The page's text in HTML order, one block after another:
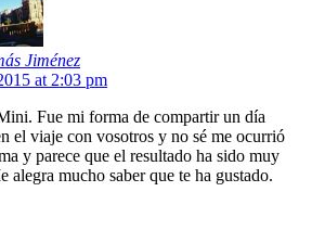
Jiménez
at 2:03 pm
Fue mi forma de compartir un día
el viaje con vosotros y no sé me ocurrió
y parece que el resultado ha sido muy
alegra mucho saber que te ha gustado.